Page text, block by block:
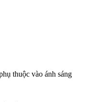
thuộc vào ánh sáng